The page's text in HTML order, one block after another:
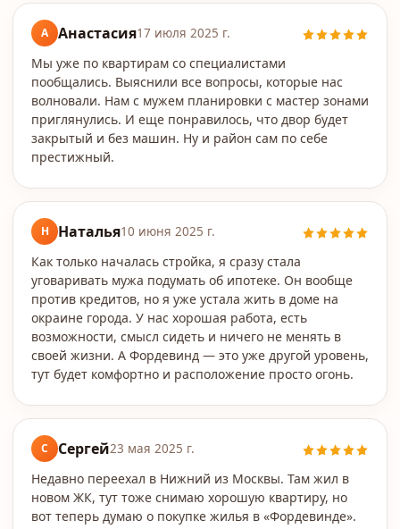
А Анастасия17 июля 2025 г.
Мы уже по квартирам со специалистами
пообщались. Выяснили все вопросы, которые нас
волновали. Нам с мужем планировки с мастер зонами
приглянулись. И еще понравилось, что двор будет
закрытый и без машин. Ну и район сам по себе
престижный.
Н Наталья10 июня 2025 г.
Как только началась стройка, я сразу стала
уговаривать мужа подумать об ипотеке. Он вообще
против кредитов, но я уже устала жить в доме на
окраине города. У нас хорошая работа, есть
возможности, смысл сидеть и ничего не менять в
своей жизни. А Фордевинд — это уже другой уровень,
тут будет комфортно и расположение просто огонь.
С Сергей23 мая 2025 г.
Недавно переехал в Нижний из Москвы. Там жил в
новом ЖК, тут тоже снимаю хорошую квартиру, но
вот теперь думаю о покупке жилья в «Фордевинде».